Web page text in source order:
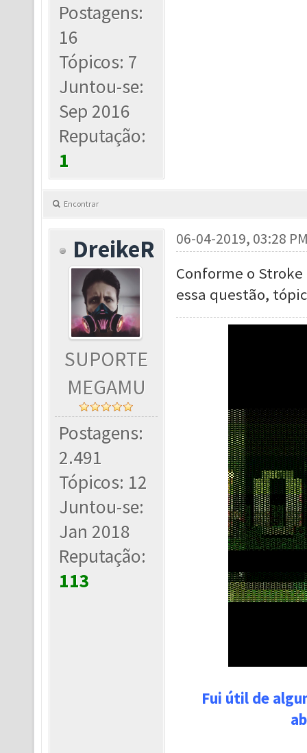
Postagens:
16
Tópicos: 7
Juntou-se:
Sep 2016
Reputação:
1
Encontrar
DreikeR
SUPORTE
MEGAMU
Postagens:
2.491
Tópicos: 12
Juntou-se:
Jan 2018
Reputação:
113
06-04-2019, 03:28
Conforme o
essa questão,
Fui útil de